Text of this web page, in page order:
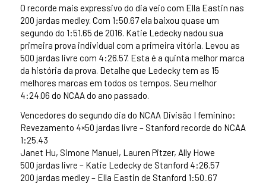
O recorde mais expressivo do dia veio com Ella Eastin nas
200 jardas medley. Com 1:50.67 ela baixou quase um
segundo do 1:51.65 de 2016. Katie Ledecky nadou sua
primeira prova individual com a primeira vitória. Levou as
500 jardas livre com 4:26.57. Esta é a quinta melhor marca
da história da prova. Detalhe que Ledecky tem as 15
melhores marcas em todos os tempos. Seu melhor
4:24.06 do NCAA do ano passado.
Vencedores do segundo dia do NCAA Divisão I feminino:
Revezamento 4×50 jardas livre – Stanford recorde do NCAA
1:25.43
Janet Hu, Simone Manuel, Lauren Pitzer, Ally Howe
500 jardas livre – Katie Ledecky de Stanford 4:26.57
200 jardas medley – Ella Eastin de Stanford 1:50..67